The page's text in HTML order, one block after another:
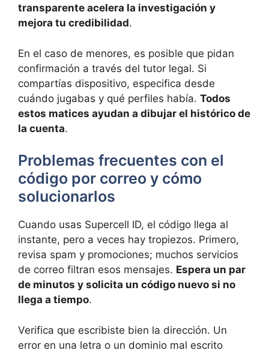
transparente acelera la investigación y
mejora tu credibilidad.
En el caso de menores, es posible que pidan
confirmación a través del tutor legal. Si
compartías dispositivo, especifica desde
cuándo jugabas y qué perfiles había. Todos
estos matices ayudan a dibujar el histórico de
la cuenta.
Problemas frecuentes con el
código por correo y cómo
solucionarlos
Cuando usas Supercell ID, el código llega al
instante, pero a veces hay tropiezos. Primero,
revisa spam y promociones; muchos servicios
de correo filtran esos mensajes. Espera un par
de minutos y solicita un código nuevo si no
llega a tiempo.
Verifica que escribiste bien la dirección. Un
error en una letra o un dominio mal escrito